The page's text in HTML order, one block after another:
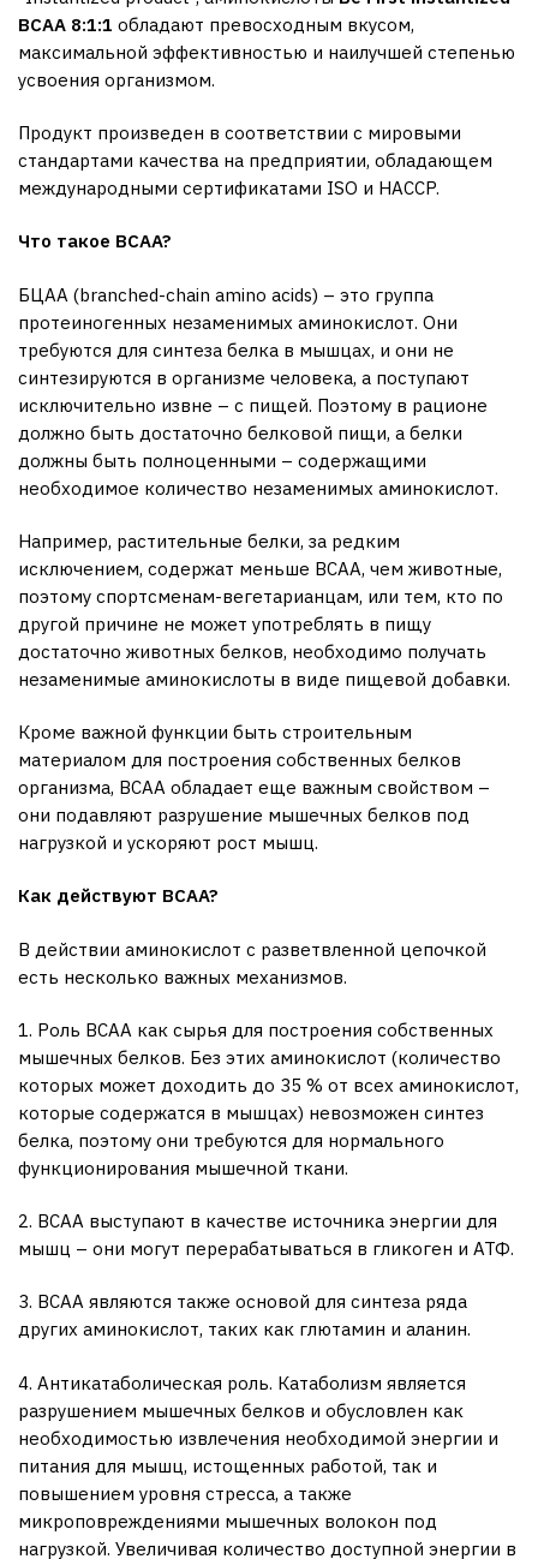
BCAA 8:1:1 обладают превосходным вкусом,
максимальной эффективностью и наилучшей степенью
усвоения организмом.
Продукт произведен в соответствии с мировыми
стандартами качества на предприятии, обладающем
международными сертификатами ISO и HACCP.
Что такое BCAA?
БЦАА (branched-chain amino acids) – это группа
протеиногенных незаменимых аминокислот. Они
требуются для синтеза белка в мышцах, и они не
синтезируются в организме человека, а поступают
исключительно извне – с пищей. Поэтому в рационе
должно быть достаточно белковой пищи, а белки
должны быть полноценными – содержащими
необходимое количество незаменимых аминокислот.
Например, растительные белки, за редким
исключением, содержат меньше BCAA, чем животные,
поэтому спортсменам-вегетарианцам, или тем, кто по
другой причине не может употреблять в пищу
достаточно животных белков, необходимо получать
незаменимые аминокислоты в виде пищевой добавки.
Кроме важной функции быть строительным
материалом для построения собственных белков
организма, BCAA обладает еще важным свойством –
они подавляют разрушение мышечных белков под
нагрузкой и ускоряют рост мышц.
Как действуют BCAA?
В действии аминокислот с разветвленной цепочкой
есть несколько важных механизмов.
1. Роль BCAA как сырья для построения собственных
мышечных белков. Без этих аминокислот (количество
которых может доходить до 35 % от всех аминокислот,
которые содержатся в мышцах) невозможен синтез
белка, поэтому они требуются для нормального
функционирования мышечной ткани.
2. BCAA выступают в качестве источника энергии для
мышц – они могут перерабатываться в гликоген и АТФ.
3. BCAA являются также основой для синтеза ряда
других аминокислот, таких как глютамин и аланин.
4. Антикатаболическая роль. Катаболизм является
разрушением мышечных белков и обусловлен как
необходимостью извлечения необходимой энергии и
питания для мышц, истощенных работой, так и
повышением уровня стресса, а также
микроповреждениями мышечных волокон под
нагрузкой. Увеличивая количество доступной энергии в